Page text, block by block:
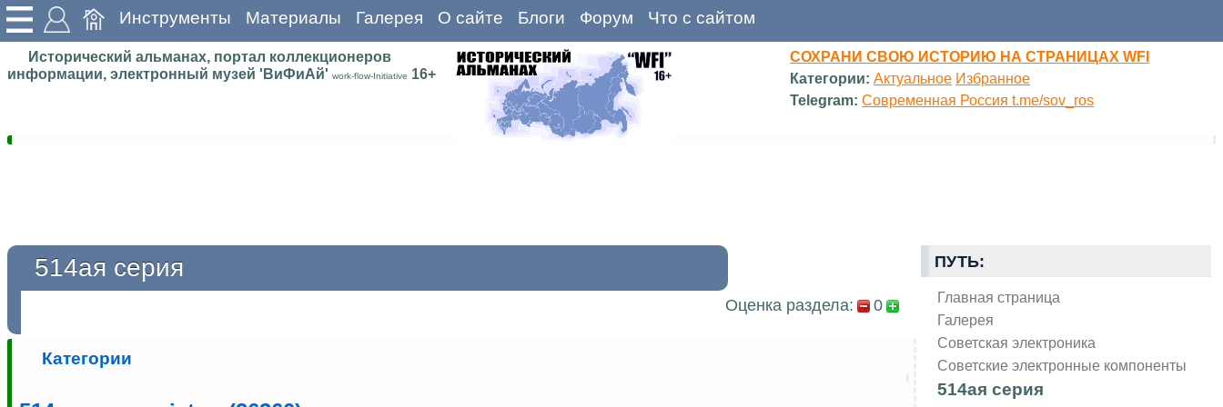
Инструменты Материалы Галерея О сайте Блоги Форум Что с сайтом
Исторический альманах, портал коллекционеров
информации, электронный музей 'ВиФиАй' work-flow-Initiative 16+
СОХРАНИ СВОЮ ИСТОРИЮ НА СТРАНИЦАХ WFI
Категории: Актуальное Избранное
Telegram: Современная Россия t.me/sov_ros
ПУТЬ:
Главная страница
Галерея
Советская электроника
Советские электронные компоненты
514ая серия
514ая серия
Оценка раздела: 0
Категории